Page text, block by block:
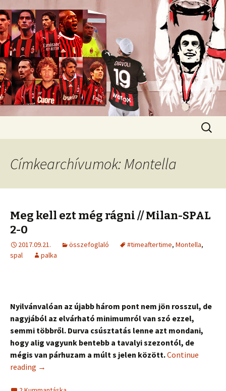
diavoli
Romokban heverő blog egy romokban
heverő csapatról.
Címkearchívumok: Montella
Meg kell ezt még rágni // Milan-SPAL
2-0
2017.09.21. összefoglaló #timeaftertime, Montella,
spal
palka
Nyilvánvalóan az újabb három pont nem jön rosszul, de
nagyjából az elvárható minimumról van szó ezzel,
semmi többről. Durva csúsztatás lenne azt mondani,
hogy alig vagyunk bentebb a tavalyi szezontól, de
mégis van párhuzam a múlt s jelen között.Continue
reading →